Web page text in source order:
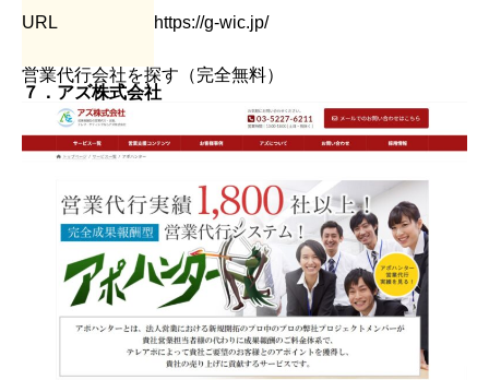
URL https://g-wic.jp/
営業代行会社を探す（完全無料）
７．アズ株式会社